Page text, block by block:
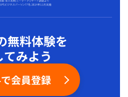
無料体験を
みよう
会員登録